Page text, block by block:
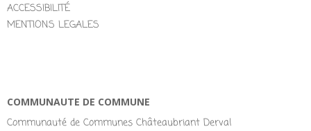
ACCESSIBILITÉ
MENTIONS LEGALES
COMMUNAUTE DE COMMUNE
Communauté de Communes Châteaubriant Derval